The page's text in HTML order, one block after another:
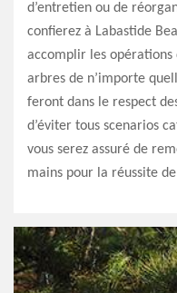
d’entretien ou de
confierez à Labastide
accomplir les opérations
arbres de n’importe
feront dans le respect
d’éviter tous scenarios
vous serez assuré de
mains pour la réussite